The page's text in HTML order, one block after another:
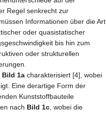
Regel senkrecht zur
Informationen über die Art
oder quasistatischer
bis hin zum
oder strukturellen
Bild 1a charakterisiert [4], wobei
Eine derartige Form der
Kunststoffbauteile
nach Bild 1c , wobei die